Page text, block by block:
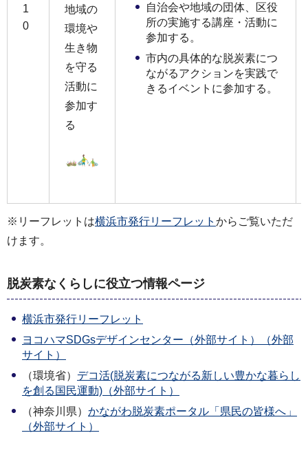
1
0
地域の
環境や
生き物
を守る
活動に
参加す
る
自治会や地域の団体、区役
所の実施する講座・活動に
参加する。
市内の具体的な脱炭素につ
ながるアクションを実践で
きるイベントに参加する。
※リーフレットは横浜市発行リーフレット からご覧いただ
けます。
脱炭素なくらしに役立つ情報ページ
横浜市発行リーフレット
ヨコハマSDGsデザインセンター（外部サイト）（外部
サイト）
（環境省） デコ活(脱炭素につながる新しい豊かな暮らし
を創る国民運動)（外部サイト）
（神奈川県） かながわ脱炭素ポータル「県民の皆様へ」
（外部サイト）